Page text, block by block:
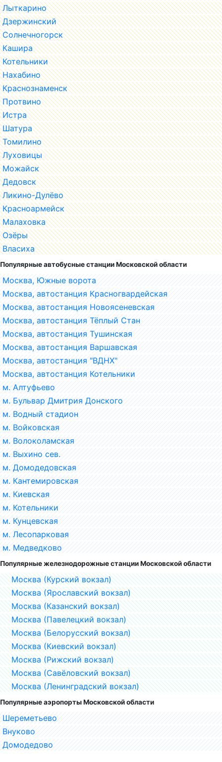
Лыткарино
Дзержинский
Солнечногорск
Кашира
Котельники
Нахабино
Краснознаменск
Протвино
Истра
Шатура
Томилино
Луховицы
Можайск
Дедовск
Ликино-Дулёво
Красноармейск
Малаховка
Озёры
Власиха
Популярные автобусные станции Московской области
Москва, Южные ворота
Москва, автостанция Красногвардейская
Москва, автостанция Новоясеневская
Москва, автостанция Тёплый Стан
Москва, автостанция Тушинская
Москва, автостанция Варшавская
Москва, автостанция "ВДНХ"
Москва, автостанция Котельники
м. Алтуфьево
м. Бульвар Дмитрия Донского
м. Водный стадион
м. Войковская
м. Волоколамская
м. Выхино сев.
м. Домодедовская
м. Кантемировская
м. Киевская
м. Котельники
м. Кунцевская
м. Лесопарковая
м. Медведково
Популярные железнодорожные станции Московской области
Москва (Курский вокзал)
Москва (Ярославский вокзал)
Москва (Казанский вокзал)
Москва (Павелецкий вокзал)
Москва (Белорусский вокзал)
Москва (Киевский вокзал)
Москва (Рижский вокзал)
Москва (Савёловский вокзал)
Москва (Ленинградский вокзал)
Популярные аэропорты Московской области
Шереметьево
Внуково
Домодедово